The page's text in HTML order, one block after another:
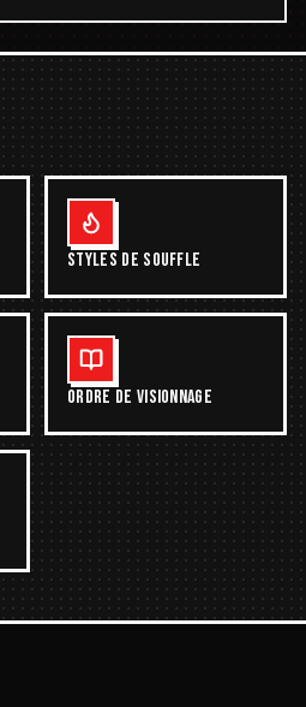
STYLES DE SOUFFLE
ORDRE DE VISIONNAGE